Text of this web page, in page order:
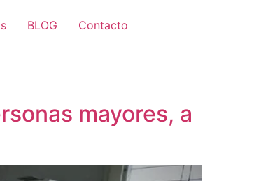
BLOG Contacto
mayores, a